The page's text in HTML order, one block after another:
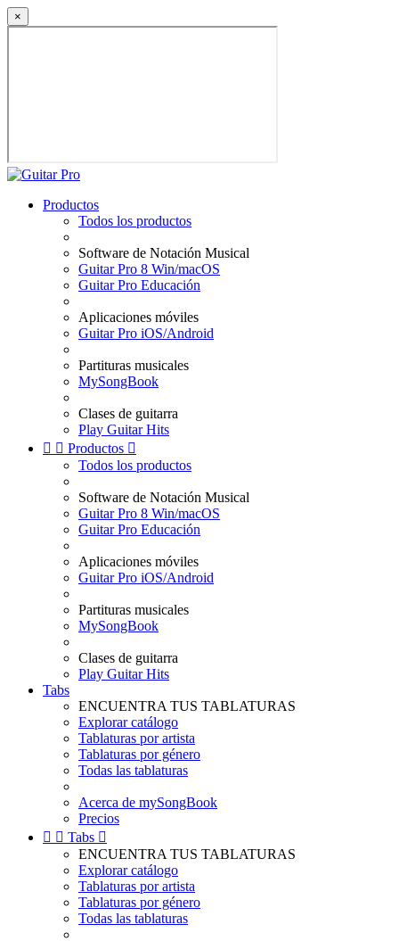
×
Productos
Todos los productos
Software de Notación Musical
Guitar Pro 8 Win/macOS
Guitar Pro Educación
Aplicaciones móviles
Guitar Pro iOS/Android
Partituras musicales
MySongBook
Clases de guitarra
Play Guitar Hits
  Productos 
Todos los productos
Software de Notación Musical
Guitar Pro 8 Win/macOS
Guitar Pro Educación
Aplicaciones móviles
Guitar Pro iOS/Android
Partituras musicales
MySongBook
Clases de guitarra
Play Guitar Hits
Tabs
ENCUENTRA TUS TABLATURAS
Explorar catálogo
Tablaturas por artista
Tablaturas por género
Todas las tablaturas
Acerca de mySongBook
Precios
  Tabs 
ENCUENTRA TUS TABLATURAS
Explorar catálogo
Tablaturas por artista
Tablaturas por género
Todas las tablaturas